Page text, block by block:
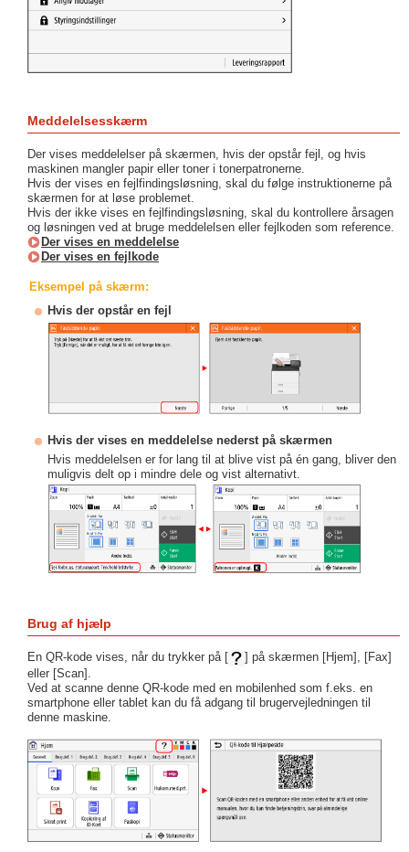
Meddelelsesskærm
Der vises meddelelser på skærmen, hvis der opstår fejl, og hvis
maskinen mangler papir eller toner i tonerpatronerne.
Hvis der vises en fejlfindingsløsning, skal du følge instruktionerne på
skærmen for at løse problemet.
Hvis der ikke vises en fejlfindingsløsning, skal du kontrollere årsagen
og løsningen ved at bruge meddelelsen eller fejlkoden som reference.
Der vises en meddelelse
Der vises en fejlkode
Eksempel på skærm:
Hvis der opstår en fejl
Hvis der vises en meddelelse nederst på skærmen
Hvis meddelelsen er for lang til at blive vist på én gang, bliver den
muligvis delt op i mindre dele og vist alternativt.
Brug af hjælp
En QR-kode vises, når du trykker på [
] på skærmen [Hjem], [Fax]
eller [Scan].
Ved at scanne denne QR-kode med en mobilenhed som f.eks. en
smartphone eller tablet kan du få adgang til brugervejledningen til
denne maskine.